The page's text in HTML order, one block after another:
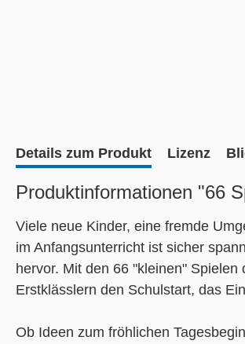
Details zum Produkt Lizenz
Produktinformationen "66
Viele neue Kinder, eine fremde
im Anfangsunterricht ist sicher
hervor. Mit den 66 "kleinen"
Erstklässlern den Schulstart, das
Ob Ideen zum fröhlichen